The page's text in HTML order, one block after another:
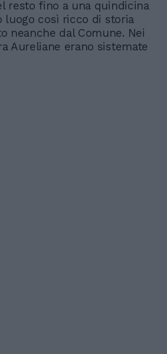
resto fino a una quindicina
luogo così ricco di storia
neanche dal Comune. Nei
Aureliane erano sistemate